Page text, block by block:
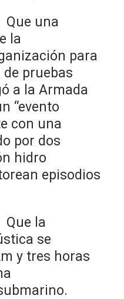
la
para
pruebas
a la Armada
“evento
con una
por dos
hidro
episodios
la
se
y tres horas